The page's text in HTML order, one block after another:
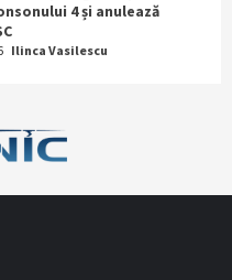
4 și anulează
Ilinca Vasilescu